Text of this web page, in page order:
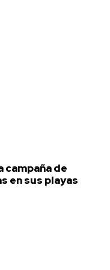
campaña de
en sus playas